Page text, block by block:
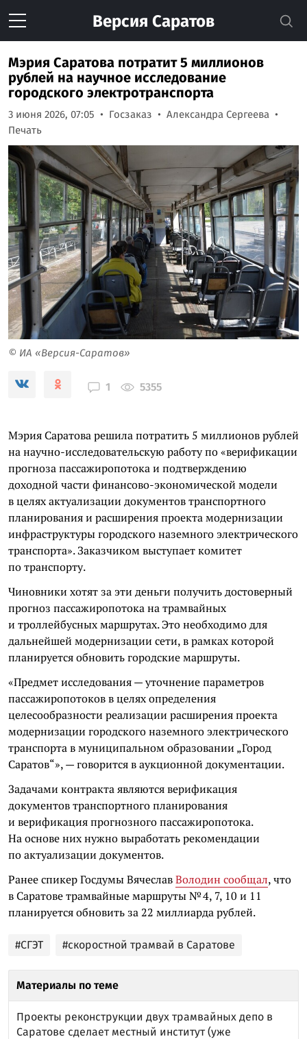
Версия Саратов
Мэрия Саратова потратит 5 миллионов
рублей на научное исследование
городского электротранспорта
3 июня 2026, 07:05 Госзаказ
Александра Сергеева
Печать
© ИА «Версия-Саратов»
1 5355
Мэрия Саратова решила потратить 5 миллионов рублей
на научно-исследовательскую работу по «верификации
прогноза пассажиропотока и подтверждению
доходной части финансово-экономической модели
в целях актуализации документов транспортного
планирования и расширения проекта модернизации
инфраструктуры городского наземного электрического
транспорта». Заказчиком выступает комитет
по транспорту.
Чиновники хотят за эти деньги получить достоверный
прогноз пассажиропотока на трамвайных
и троллейбусных маршрутах. Это необходимо для
дальнейшей модернизации сети, в рамках которой
планируется обновить городские маршруты.
«Предмет исследования — уточнение параметров
пассажиропотоков в целях определения
целесообразности реализации расширения проекта
модернизации городского наземного электрического
транспорта в муниципальном образовании „Город
Саратов“», — говорится в аукционной документации.
Задачами контракта являются верификация
документов транспортного планирования
и верификация прогнозного пассажиропотока.
На основе них нужно выработать рекомендации
по актуализации документов.
Ранее спикер Госдумы ВячеславВолодин сообщал, что
в Саратове трамвайные маршруты № 4, 7, 10 и 11
планируется обновить за 22 миллиарда рублей.
#СГЭТ #скоростной трамвай в Саратове
Материалы по теме
Проекты реконструкции двух трамвайных депо в
Саратове сделает местный институт (уже